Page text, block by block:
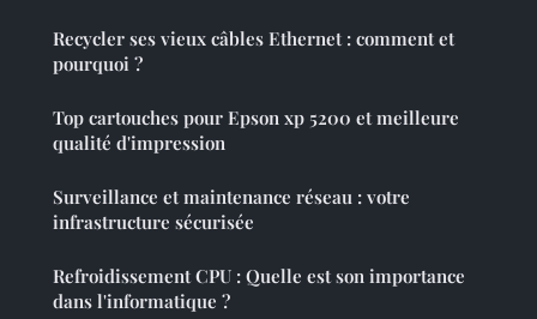
Recycler ses vieux câbles Ethernet : comment et
pourquoi ?
Top cartouches pour Epson xp 5200 et meilleure
qualité d'impression
Surveillance et maintenance réseau : votre
infrastructure sécurisée
Refroidissement CPU : Quelle est son importance
dans l'informatique ?